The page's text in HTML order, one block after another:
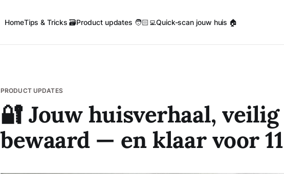
HomeTips & Tricks 🗃️Product updates 🧑🏻‍💻Quick-scan jouw huis 🏠
PRODUCT UPDATES
🔐 Jouw huisverhaal, veilig
bewaard — en klaar voor